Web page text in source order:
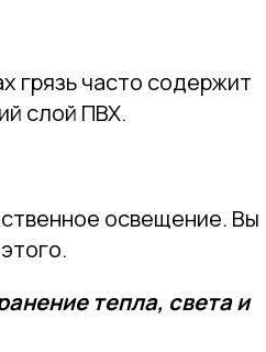
грязь часто содержит
слой ПВХ.
освещение. Вы
тепла, света и